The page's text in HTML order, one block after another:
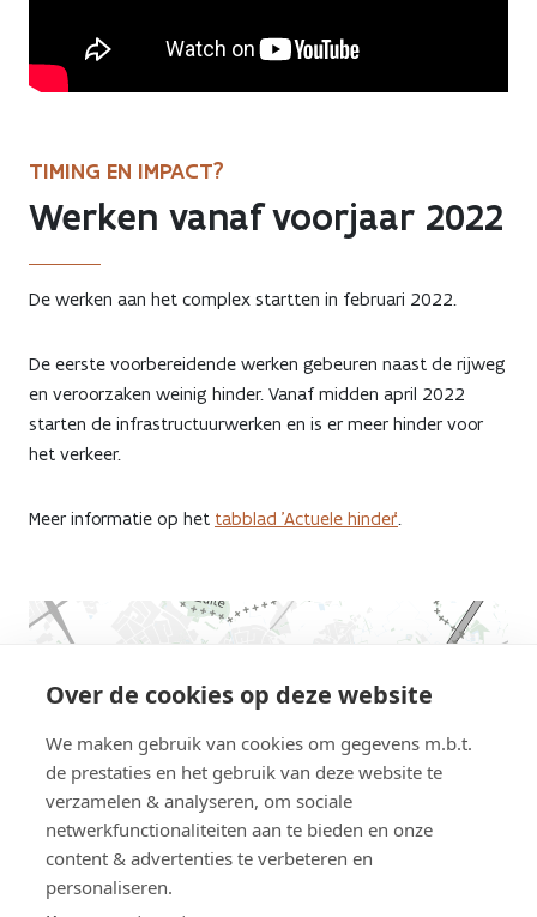
Over de cookies op deze website
We maken gebruik van cookies om gegevens m.b.t.
de prestaties en het gebruik van deze website te
verzamelen & analyseren, om sociale
netwerkfunctionaliteiten aan te bieden en onze
content & advertenties te verbeteren en
personaliseren.
TIMING EN IMPACT?
Werken vanaf voorjaar 2022
De werken aan het complex startten in februari 2022.
De eerste voorbereidende werken gebeuren naast de rijweg
en veroorzaken weinig hinder. Vanaf midden april 2022
starten de infrastructuurwerken en is er meer hinder voor
het verkeer.
Meer informatie op het tabblad 'Actuele hinder'
AWV
map
displaying
location
this
road
work